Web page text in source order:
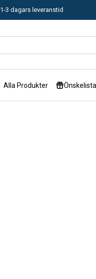
1-3 dagars leveranstid
Alla Produkter Önskelista